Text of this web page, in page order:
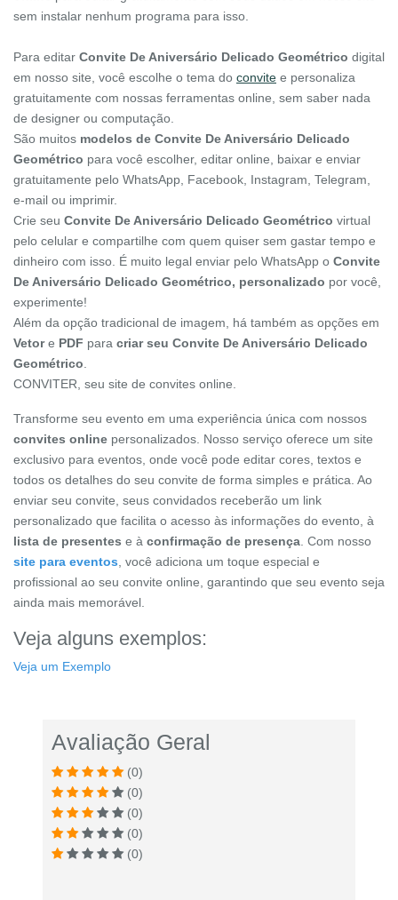
sem instalar nenhum programa para isso.
Para editar Convite De Aniversário Delicado Geométrico digital
em nosso site, você escolhe o tema do convite e personaliza
gratuitamente com nossas ferramentas online, sem saber nada
de designer ou computação.
São muitos modelos de Convite De Aniversário Delicado
Geométrico para você escolher, editar online, baixar e enviar
gratuitamente pelo WhatsApp, Facebook, Instagram, Telegram,
e-mail ou imprimir.
Crie seu Convite De Aniversário Delicado Geométrico virtual
pelo celular e compartilhe com quem quiser sem gastar tempo e
dinheiro com isso. É muito legal enviar pelo WhatsApp o Convite
De Aniversário Delicado Geométrico, personalizado por você,
experimente!
Além da opção tradicional de imagem, há também as opções em
Vetore PDF para criar seu Convite De Aniversário Delicado
Geométrico
CONVITER, seu site de convites online.
Transforme seu evento em uma experiência única com nossos
convites online personalizados. Nosso serviço oferece um site
exclusivo para eventos, onde você pode editar cores, textos e
todos os detalhes do seu convite de forma simples e prática. Ao
enviar seu convite, seus convidados receberão um link
personalizado que facilita o acesso às informações do evento, à
lista de presentes e à confirmação de presença . Com nosso
site para eventos , você adiciona um toque especial e
profissional ao seu convite online, garantindo que seu evento seja
ainda mais memorável.
Veja alguns exemplos:
Veja um Exemplo
Avaliação Geral
(0)
(0)
(0)
(0)
(0)